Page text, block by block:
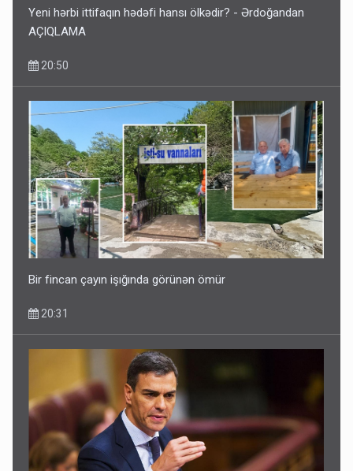
Media və Yayım Şurasına əlavə hüquq və vəzifələr verilib
13:24
Kartdan karta istədiyiniz qədər köçürmə edə bilərsiniz -
VİDEO
11:06
Yeni hərbi ittifaqın hədəfi hansı ölkədir? - Ərdoğandan
AÇIQLAMA
20:50
Bir fincan çayın işığında görünən ömür
20:31